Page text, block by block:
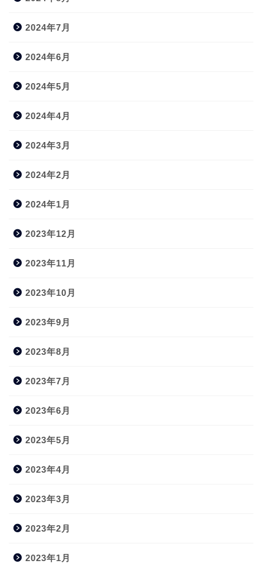
2024年7月
2024年6月
2024年5月
2024年4月
2024年3月
2024年2月
2024年1月
2023年12月
2023年11月
2023年10月
2023年9月
2023年8月
2023年7月
2023年6月
2023年5月
2023年4月
2023年3月
2023年2月
2023年1月